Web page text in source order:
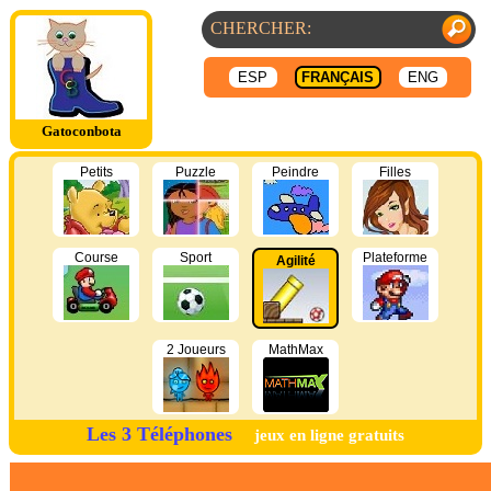
Gatoconbota
ESP FRANÇAIS ENG
Petits Puzzle Peindre Filles
Course Sport Agilité Plateforme
2 Joueurs MathMax
Les 3 Téléphones jeux en ligne gratuits